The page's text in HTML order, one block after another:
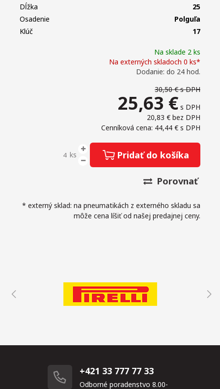
Na sklade 2 ks
Na externých skladoch 0 ks*
Dodanie: do 24 hod.
30,50 €s DPH
25,63 € s DPH
20,83 € bez DPH
Cenníková cena: 44,44 € s DPH
ks Pridať do košíka
Porovnať
* externý sklad: na pneumatikách z externého skladu sa
môže cena líšiť od našej predajnej ceny.
Dĺžka
25
Osadenie
Polguľa
Klúč
17
+421 33 777 77 33
Odborné poradenstvo 8.00-